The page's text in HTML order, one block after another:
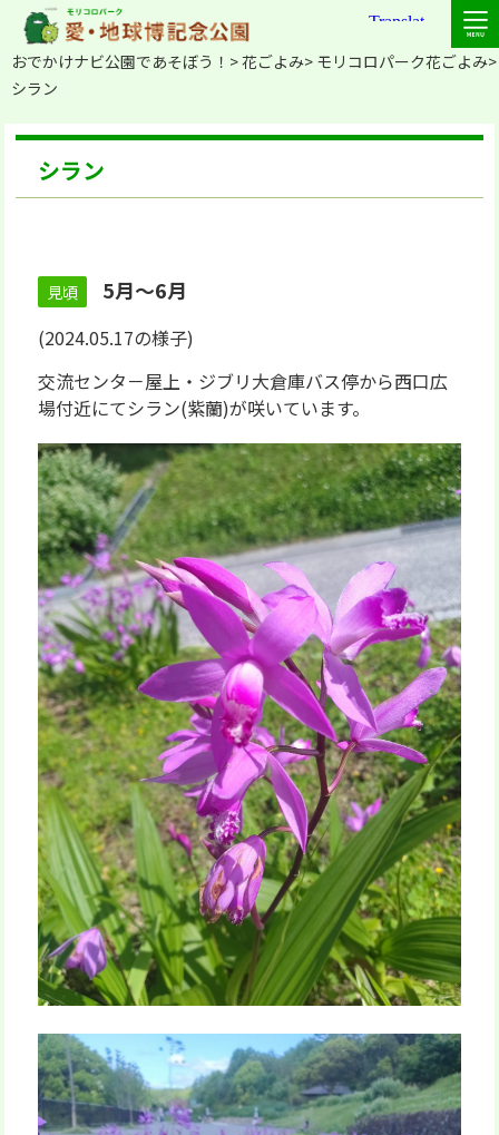
おでかけナビ公園であそぼう！ 花ごよみ モリコロパーク花ごよみ
シラン
シラン
見頃 5月～6月
(2024.05.17の様子)
交流センタ－屋上・ジブリ大倉庫バス停から西口広
場付近にてシラン(紫蘭)が咲いています。